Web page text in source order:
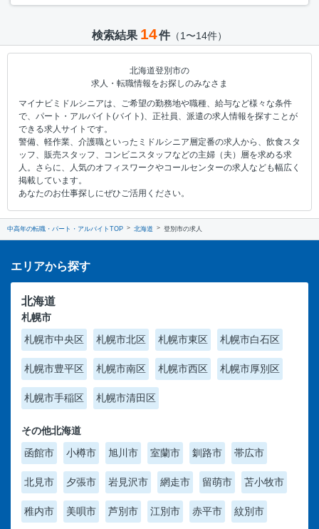
検索結果 14件（1〜14件）
北海道登別市の
求人・転職情報をお探しのみなさま
マイナビミドルシニアは、ご希望の勤務地や職種、給与など様々な条件
で、パート・アルバイト(バイト)、正社員、派遣の求人情報を探すことが
できる求人サイトです。
警備、軽作業、介護職といったミドルシニア層定番の求人から、飲食スタ
ッフ、販売スタッフ、コンビニスタッフなどの主婦（夫）層を求める求
人。さらに、人気のオフィスワークやコールセンターの求人なども幅広く
掲載しています。
あなたのお仕事探しにぜひご活用ください。
中高年の転職・パート・アルバイトTOP 北海道 登別市の求人
エリアから探す
北海道
札幌市
札幌市中央区
札幌市北区 札幌市東区 札幌市白石区
札幌市豊平区 札幌市南区 札幌市西区 札幌市厚別区
札幌市手稲区 札幌市清田区
その他北海道
函館市
小樽市 旭川市 室蘭市 釧路市 帯広市
北見市 夕張市 岩見沢市 網走市 留萌市 苫小牧市
稚内市 美唄市 芦別市 江別市 赤平市 紋別市